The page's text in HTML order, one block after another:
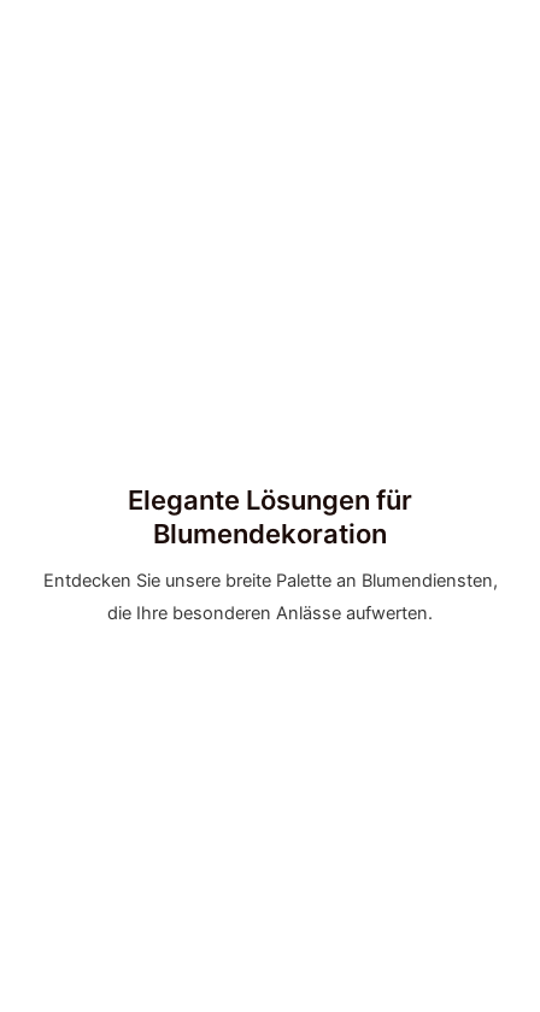
Elegante Lösungen für
Blumendekoration
Entdecken Sie unsere breite Palette an Blumendiensten,
die Ihre besonderen Anlässe aufwerten.